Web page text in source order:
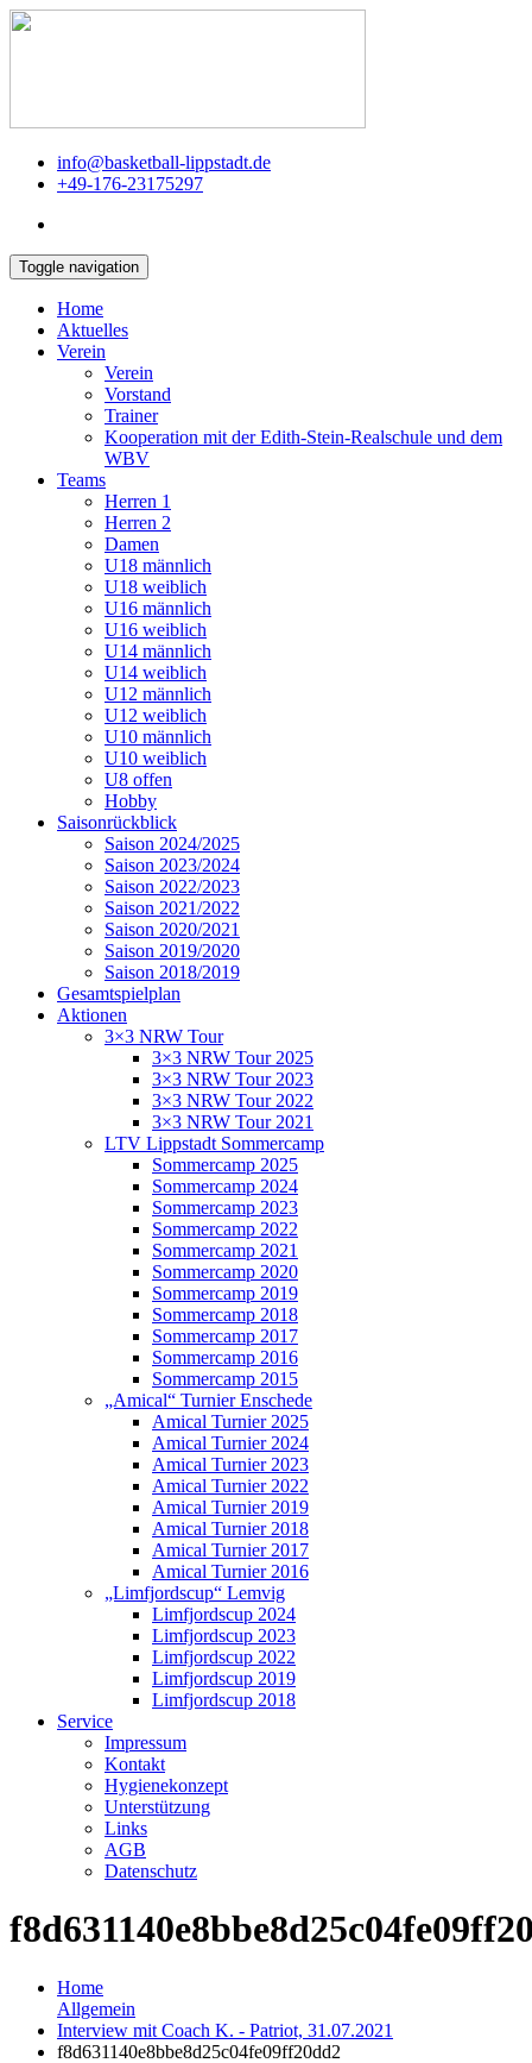
info@basketball-lippstadt.de
+49-176-23175297
Toggle navigation
Home
Aktuelles
Verein
Verein
Vorstand
Trainer
Kooperation mit der Edith-Stein-Realschule und dem
WBV
Teams
Herren 1
Herren 2
Damen
U18 männlich
U18 weiblich
U16 männlich
U16 weiblich
U14 männlich
U14 weiblich
U12 männlich
U12 weiblich
U10 männlich
U10 weiblich
U8 offen
Hobby
Saisonrückblick
Saison 2024/2025
Saison 2023/2024
Saison 2022/2023
Saison 2021/2022
Saison 2020/2021
Saison 2019/2020
Saison 2018/2019
Gesamtspielplan
Aktionen
3×3 NRW Tour
3×3 NRW Tour 2025
3×3 NRW Tour 2023
3×3 NRW Tour 2022
3×3 NRW Tour 2021
LTV Lippstadt Sommercamp
Sommercamp 2025
Sommercamp 2024
Sommercamp 2023
Sommercamp 2022
Sommercamp 2021
Sommercamp 2020
Sommercamp 2019
Sommercamp 2018
Sommercamp 2017
Sommercamp 2016
Sommercamp 2015
„Amical“ Turnier Enschede
Amical Turnier 2025
Amical Turnier 2024
Amical Turnier 2023
Amical Turnier 2022
Amical Turnier 2019
Amical Turnier 2018
Amical Turnier 2017
Amical Turnier 2016
„Limfjordscup“ Lemvig
Limfjordscup 2024
Limfjordscup 2023
Limfjordscup 2022
Limfjordscup 2019
Limfjordscup 2018
Service
Impressum
Kontakt
Hygienekonzept
Unterstützung
Links
AGB
Datenschutz
Home
Allgemein
Interview mit Coach K. - Patriot, 31.07.2021
f8d631140e8bbe8d25c04fe09ff20dd2